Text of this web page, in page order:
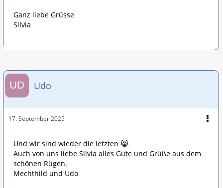
Ganz liebe Grüsse
Silvia
Udo
17. September 2025
Und wir sind wieder die letzten 😹
Auch von uns liebe Silvia alles Gute und Grüße aus dem
schönen Rügen.
Mechthild und Udo